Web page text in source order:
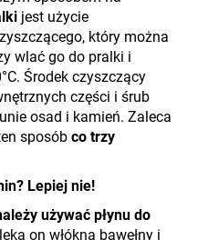
jest użycie
który można
wlać go do pralki i
Środek czyszczący
części i śrub
osad i kamień. Zaleca
sposób co trzy
Lepiej nie!
używać płynu do
on włókna bawełny i